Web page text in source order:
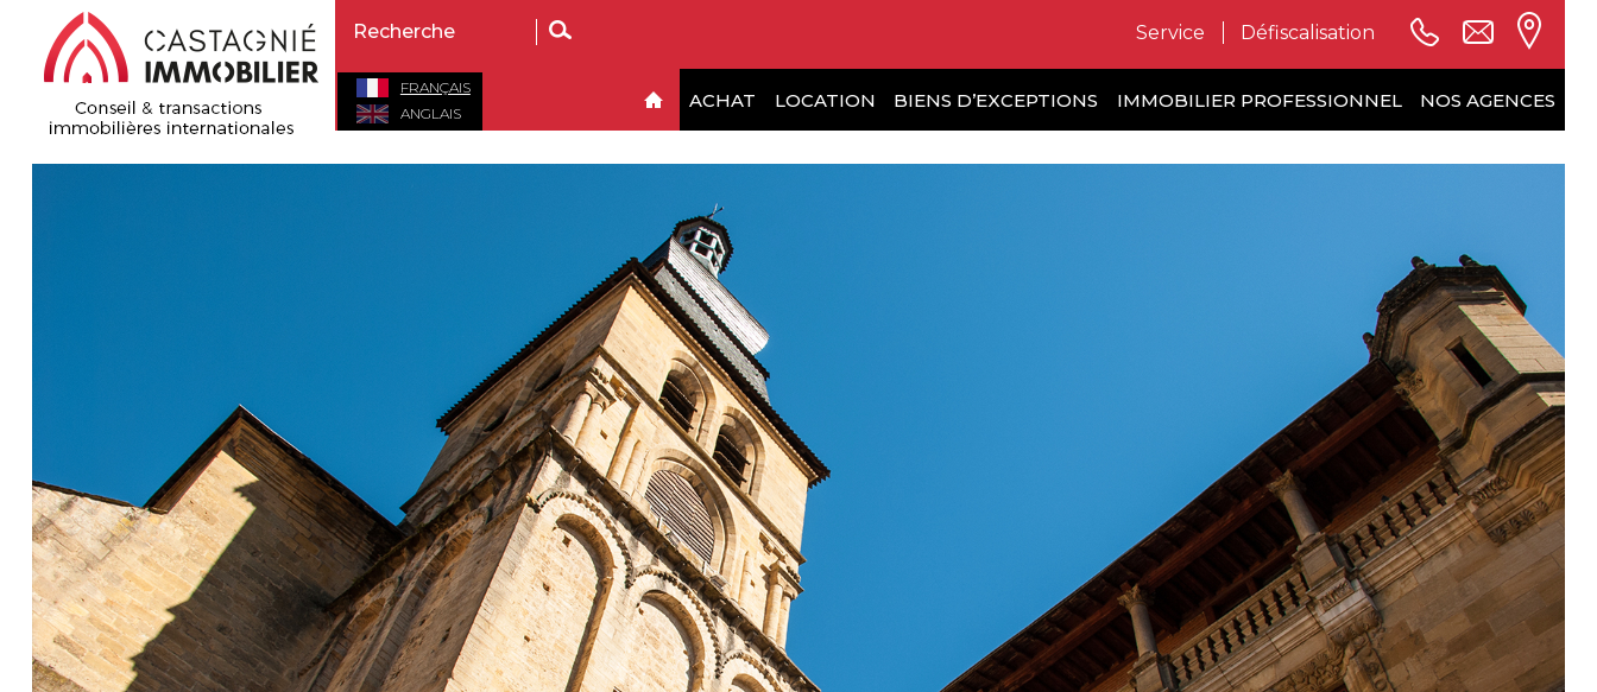
ACHAT LOCATION BIENS D’EXCEPTIONS IMMOBILIER PROFESSIONNEL NOS AGENCES
FRANÇAIS
ANGLAIS
Service Défiscalisation